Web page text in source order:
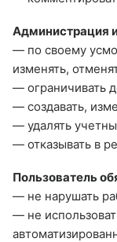
Администрация
— по своему
изменять,
— ограничивать
— создавать,
— удалять
— отказывать в
Пользователь
— не нарушать
— не